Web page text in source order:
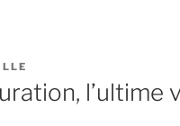
l’ultime